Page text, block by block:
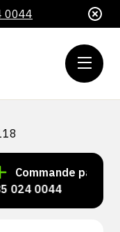
0044
Commande passée
0044